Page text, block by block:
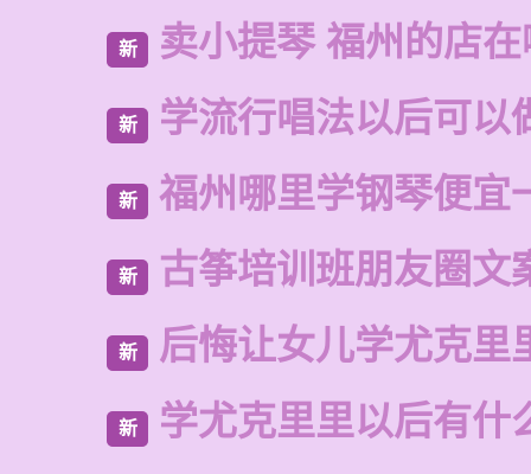
新 卖小提琴 福州的店
新 学流行唱法以后可以
新 福州哪里学钢琴便宜
新 古筝培训班朋友圈文
新 后悔让女儿学尤克里
新 学尤克里里以后有什